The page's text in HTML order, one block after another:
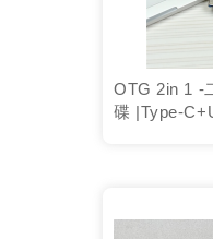
OTG 2in 1 -
碟 |Type-